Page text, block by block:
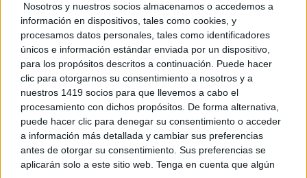
Nosotros y nuestros socios almacenamos o accedemos a
información en dispositivos, tales como cookies, y
procesamos datos personales, tales como identificadores
únicos e información estándar enviada por un dispositivo,
para los propósitos descritos a continuación. Puede hacer
clic para otorgarnos su consentimiento a nosotros y a
nuestros 1419 socios para que llevemos a cabo el
procesamiento con dichos propósitos. De forma alternativa,
puede hacer clic para denegar su consentimiento o acceder
a información más detallada y cambiar sus preferencias
antes de otorgar su consentimiento. Sus preferencias se
aplicarán solo a este sitio web. Tenga en cuenta que algún
06/08/2026
La inteligencia artificial y las
series verticales marcan la nueva
edición de Mancha Quality
06/08/2026
Tamajón se prepara para vivir
diez días de cultura, tradición y
convivencia
06/08/2026